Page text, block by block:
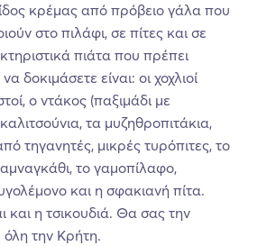
κρέμας από πρόβειο γάλα που
στο πιλάφι, σε πίτες και σε
πιάτα που πρέπει
δοκιμάσετε είναι: οι χοχλιοί
ο ντάκος (παξιμάδι με
τα μυζηθροπιτάκια,
τηγανητές, μικρές τυρόπιτες, το
το γαμοπίλαφο,
και η σφακιανή πίτα.
και η τσικουδιά. Θα σας την
την Κρήτη.